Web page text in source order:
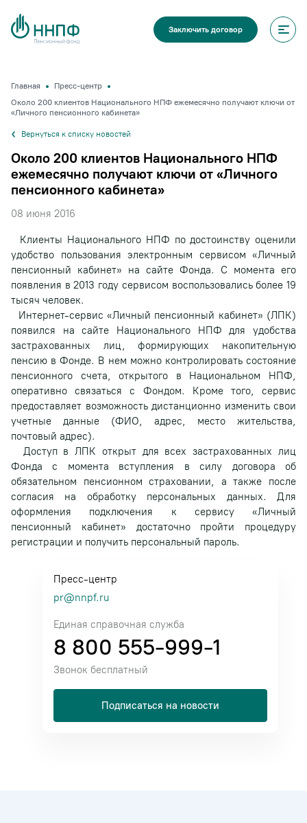
Заключить договор
Главная
Пресс-центр
Около 200 клиентов Национального НПФ ежемесячно получают ключи от
«Личного пенсионного кабинета»
Вернуться к списку новостей
Около 200 клиентов Национального НПФ
ежемесячно получают ключи от «Личного
пенсионного кабинета»
08 июня 2016
Клиенты Национального НПФ по достоинству оценили
удобство пользования электронным сервисом «Личный
пенсионный кабинет» на сайте Фонда. С момента его
появления в 2013 году сервисом воспользовались более 19
тысяч человек.
Интернет-сервис «Личный пенсионный кабинет» (ЛПК)
появился на сайте Национального НПФ для удобства
застрахованных лиц, формирующих накопительную
пенсию в Фонде. В нем можно контролировать состояние
пенсионного счета, открытого в Национальном НПФ,
оперативно связаться с Фондом. Кроме того, сервис
предоставляет возможность дистанционно изменить свои
учетные данные (ФИО, адрес, место жительства,
почтовый адрес).
Доступ в ЛПК открыт для всех застрахованных лиц
Фонда с момента вступления в силу договора об
обязательном пенсионном страховании, а также после
согласия на обработку персональных данных. Для
оформления подключения к сервису «Личный
пенсионный кабинет» достаточно пройти процедуру
регистрации и получить персональный пароль.
Пресс-центр
pr@nnpf.ru
Единая справочная служба
8 800 555-999-1
Звонок бесплатный
Подписаться на новости